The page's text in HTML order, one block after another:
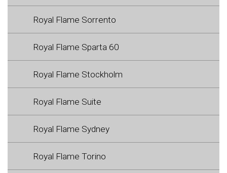
Royal Flame Sorrento
Royal Flame Sparta 60
Royal Flame Stockholm
Royal Flame Suite
Royal Flame Sydney
Royal Flame Torino